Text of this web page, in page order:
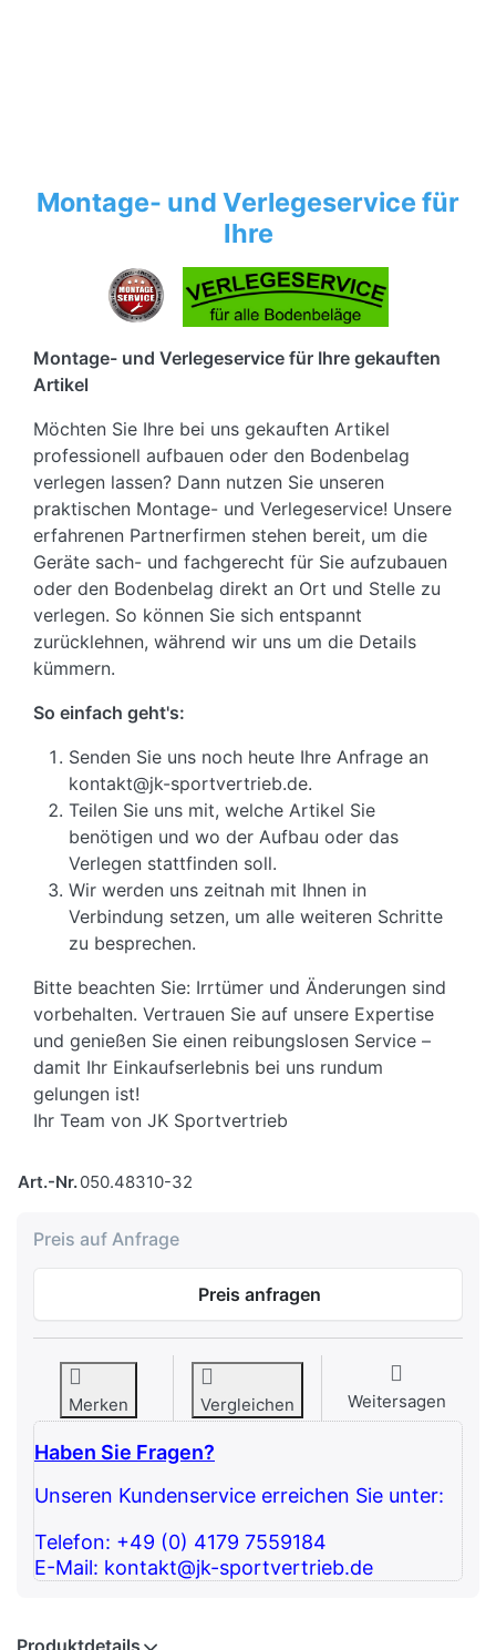
Montage- und Verlegeservice für
Ihre
Montage- und Verlegeservice für Ihre gekauften
Artikel
Möchten Sie Ihre bei uns gekauften Artikel
professionell aufbauen oder den Bodenbelag
verlegen lassen? Dann nutzen Sie unseren
praktischen Montage- und Verlegeservice! Unsere
erfahrenen Partnerfirmen stehen bereit, um die
Geräte sach- und fachgerecht für Sie aufzubauen
oder den Bodenbelag direkt an Ort und Stelle zu
verlegen. So können Sie sich entspannt
zurücklehnen, während wir uns um die Details
kümmern.
So einfach geht's:
Senden Sie uns noch heute Ihre Anfrage an
kontakt@jk-sportvertrieb.de.
Teilen Sie uns mit, welche Artikel Sie
benötigen und wo der Aufbau oder das
Verlegen stattfinden soll.
Wir werden uns zeitnah mit Ihnen in
Verbindung setzen, um alle weiteren Schritte
zu besprechen.
Bitte beachten Sie: Irrtümer und Änderungen sind
vorbehalten. Vertrauen Sie auf unsere Expertise
und genießen Sie einen reibungslosen Service –
damit Ihr Einkaufserlebnis bei uns rundum
gelungen ist!
Ihr Team von JK Sportvertrieb
Art.-Nr.050.48310-32
Preis auf Anfrage
Preis anfragen
Merken Vergleichen Weitersagen
Haben Sie Fragen?
Unseren Kundenservice erreichen Sie unter:
Telefon: +49 (0) 4179 7559184
E-Mail: kontakt@jk-sportvertrieb.de